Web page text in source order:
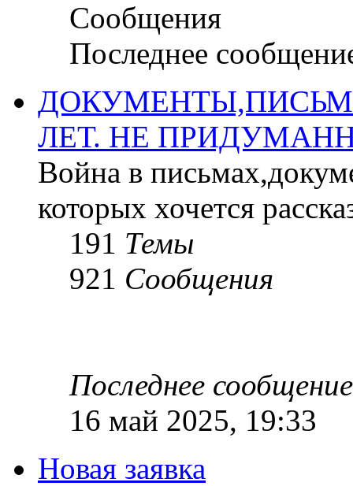
Сообщения
Последнее
ЛЕТ. НЕ
Война в
которых хочется
191 Темы
921 Сообщения
Последнее сообщение
16 май 2025, 19:33
Новая заявка